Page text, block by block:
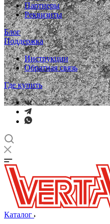
Партнеры
Реквизиты
Блог
Поддержка
Инструкции
Обратная связь
Где купить
Каталог